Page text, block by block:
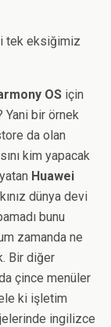
tek eksiğimiz
OS için
Yani bir örnek
da olan
kim yapacak
Huawei
dünya devi
bunu
zamanda ne
Bir diğer
çince menüler
ki işletim
ingilizce